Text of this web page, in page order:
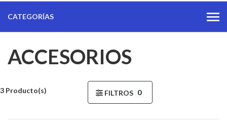
CATEGORÍAS
ACCESORIOS
3 Producto(s) FILTROS 0